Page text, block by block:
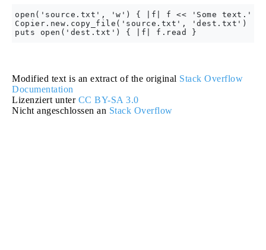
open('source.txt', 'w') { |f| f << 'Some text.' }
Copier.new.copy_file('source.txt', 'dest.txt')
Modified text is an extract of the original Stack Overflow
Documentation
Lizenziert unter CC BY-SA 3.0
Nicht angeschlossen an Stack Overflow